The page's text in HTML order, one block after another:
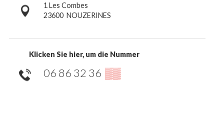
1 Les Combes
23600 NOUZERINES
Klicken Sie hier, um die Nummer
06 86 32 36 ▒▒